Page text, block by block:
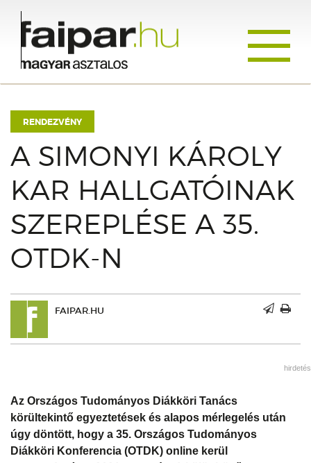
RENDEZVÉNY
A SIMONYI KÁROLY
KAR HALLGATÓINAK
SZEREPLÉSE A 35.
OTDK-N
FAIPAR.HU
hirdetés
Az Országos Tudományos Diákköri Tanács
körültekintő egyeztetések és alapos mérlegelés után
úgy döntött, hogy a 35. Országos Tudományos
Diákköri Konferencia (OTDK) online kerül